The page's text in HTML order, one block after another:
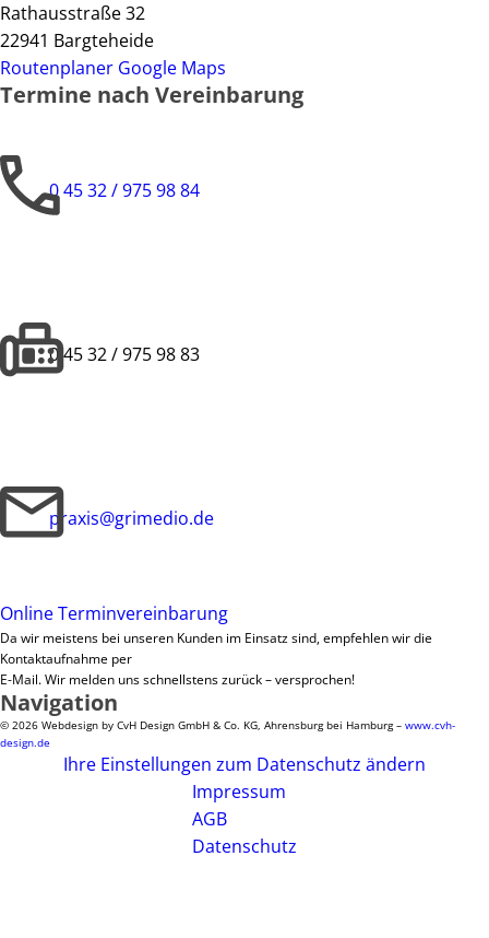
Rathausstraße 32
22941 Bargteheide
Routenplaner Google Maps
Termine nach Vereinbarung
0 45 32 / 975 98 84
0 45 32 / 975 98 83
praxis@grimedio.de
Online Terminvereinbarung
Da wir meistens bei unseren Kunden im Einsatz sind, empfehlen wir die
Kontaktaufnahme per
E-Mail. Wir melden uns schnellstens zurück – versprochen!
Navigation
© 2026 Webdesign by CvH Design GmbH & Co. KG, Ahrensburg bei Hamburg – www.cvh-
design.de
Ihre Einstellungen zum Datenschutz ändern
Impressum
AGB
Datenschutz